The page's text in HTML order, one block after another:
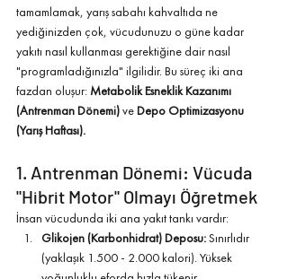
tamamlamak, yarış sabahı kahvaltıda ne
yediğinizden çok, vücudunuzu o güne kadar
yakıtı nasıl kullanması gerektiğine dair nasıl
"programladığınızla" ilgilidir. Bu süreç iki ana
fazdan oluşur: Metabolik Esneklik Kazanımı
(Antrenman Dönemi) ve Depo Optimizasyonu
(Yarış Haftası).
1. Antrenman Dönemi: Vücuda
"Hibrit Motor" Olmayı Öğretmek
İnsan vücudunda iki ana yakıt tankı vardır:
Glikojen (Karbonhidrat) Deposu: Sınırlıdır
(yaklaşık 1.500 - 2.000 kalori). Yüksek